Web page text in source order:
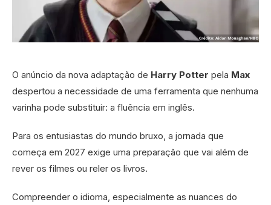
O anúncio da nova adaptação de Harry Potter pela Max
despertou a necessidade de uma ferramenta que nenhuma
varinha pode substituir: a fluência em inglês.
Para os entusiastas do mundo bruxo, a jornada que
começa em 2027 exige uma preparação que vai além de
rever os filmes ou reler os livros.
Compreender o idioma, especialmente as nuances do